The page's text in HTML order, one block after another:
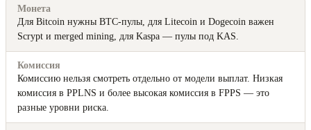
Монета
Для Bitcoin нужны BTC-пулы, для Litecoin и Dogecoin важен
Scrypt и merged mining, для Kaspa — пулы под KAS.
Комиссия
Комиссию нельзя смотреть отдельно от модели выплат. Низкая
комиссия в PPLNS и более высокая комиссия в FPPS — это
разные уровни риска.